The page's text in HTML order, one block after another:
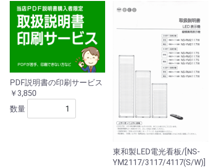
PDF説明書の印刷サービス
￥3,850
数量
東和製LED電光看板/[NS-
YM2117/3117/4117(S/W)]